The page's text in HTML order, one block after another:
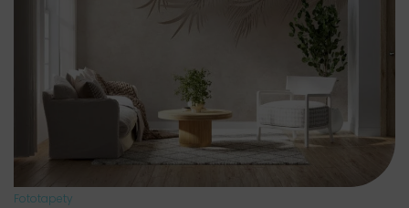
Fototapety